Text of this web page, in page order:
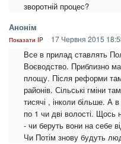
зворотній процес?
Анонім
Показати IP 17 Червня 2015
Все в прилад ставлять
Воєводство. Приблизно
площу. Після реформи
районів. Сільські гміни
тисячі , інколи більше. А
по 1 чи дві волості. Щось
- чи беруть вони на себе
Чи Потім знову будуть